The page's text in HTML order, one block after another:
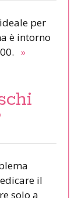
per
è intorno
»
il
solo a